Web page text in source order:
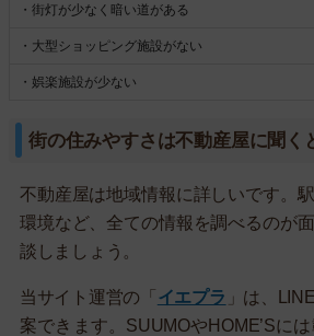
・街灯が少なく暗い道がある
・大型ショッピング施設がない
・娯楽施設が少ない
街の住みやすさは不動産屋に聞く
不動産屋は地域情報に詳しいです。
環境など、全ての情報を調べるのが
談しましょう。
当サイト運営の「 イエプラ 」は、
案できます。SUUMOやHOME’Sに